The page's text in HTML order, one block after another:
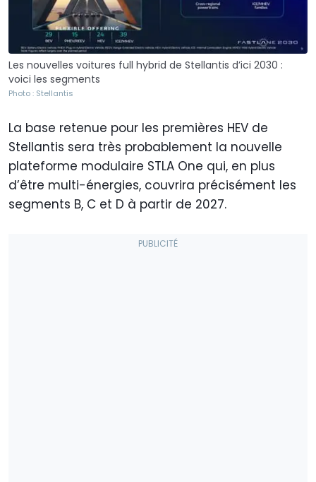
Les nouvelles voitures full hybrid de Stellantis d’ici 2030 :
voici les segments
Photo : Stellantis
La base retenue pour les premières HEV de
Stellantis sera très probablement la nouvelle
plateforme modulaire STLA One qui, en plus
d’être multi-énergies, couvrira précisément les
segments B, C et D à partir de 2027.